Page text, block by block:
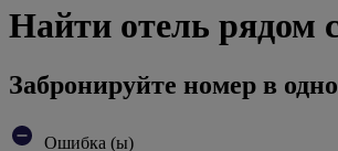
Найти отель рядом
Забронируйте номер в
Ошибка (ы)